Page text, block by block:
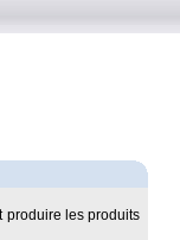
produire les produits